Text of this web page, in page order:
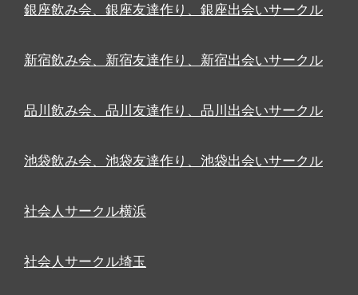
銀座飲み会、銀座友達作り、銀座出会いサークル
新宿飲み会、新宿友達作り、新宿出会いサークル
品川飲み会、品川友達作り、品川出会いサークル
池袋飲み会、池袋友達作り、池袋出会いサークル
社会人サークル横浜
社会人サークル埼玉